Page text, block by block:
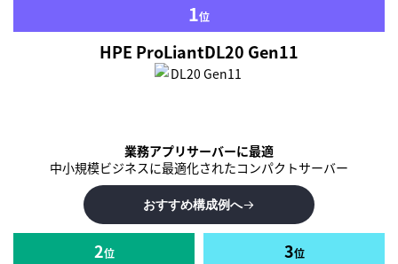
1位
HPE ProLiantDL20 Gen11
業務アプリサーバーに最適
中小規模ビジネスに最適化されたコンパクトサーバー
おすすめ構成例へ
2位 3位